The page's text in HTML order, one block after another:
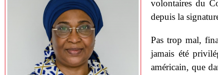
volontaires du
depuis la
Pas trop mal,
jamais été
américain, que